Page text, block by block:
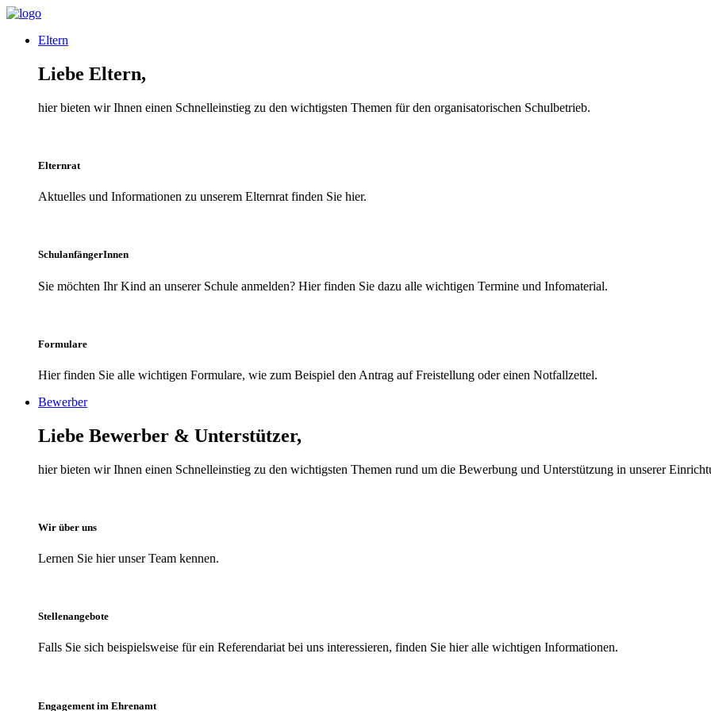
Eltern
Liebe Eltern,
hier bieten wir Ihnen einen Schnelleinstieg zu den wichtigsten Themen für den organisatorischen Schulbetrieb.
Elternrat
Aktuelles und Informationen zu unserem Elternrat finden Sie hier.
SchulanfängerInnen
Sie möchten Ihr Kind an unserer Schule anmelden? Hier finden Sie dazu alle wichtigen Termine und Infomaterial.
Formulare
Hier finden Sie alle wichtigen Formulare, wie zum Beispiel den Antrag auf Freistellung oder einen Notfallzettel.
Bewerber
Liebe Bewerber & Unterstützer,
hier bieten wir Ihnen einen Schnelleinstieg zu den wichtigsten Themen rund um die Bewerbung und Unterstützung in unserer
Wir über uns
Lernen Sie hier unser Team kennen.
Stellenangebote
Falls Sie sich beispielsweise für ein Referendariat bei uns interessieren, finden Sie hier alle wichtigen Informationen.
Engagement im Ehrenamt